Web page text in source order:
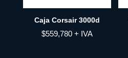
Caja Corsair 3000d
$559,780 + IVA